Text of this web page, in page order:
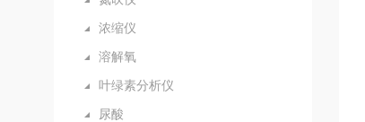
浓缩仪
溶解氧
叶绿素分析仪
尿酸